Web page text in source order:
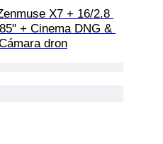
X7 + 16/2.8
+ Cinema DNG &
dron